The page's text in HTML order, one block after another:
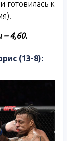
готовилась к
– 4,60.
(13-8):